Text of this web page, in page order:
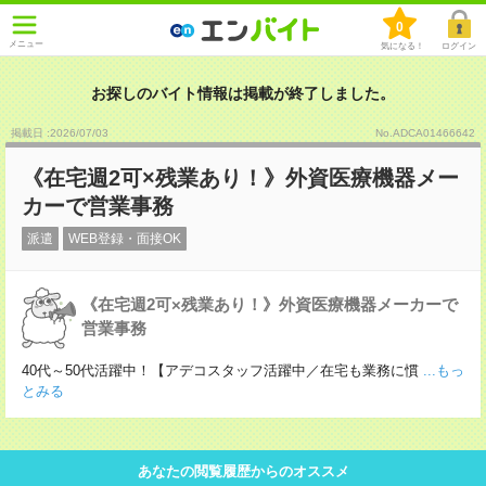
メニュー
0
気になる！ ログイン
お探しのバイト情報は掲載が終了しました。
掲載日 :2026/07/03 No.ADCA01466642
《在宅週2可×残業あり！》外資医療機器メー
カーで営業事務
派遣 WEB登録・面接OK
《在宅週2可×残業あり！》外資医療機器メーカーで
営業事務
40代～50代活躍中！【アデコスタッフ活躍中／在宅も業務に慣 ...もっ
とみる
あなたの閲覧履歴からのオススメ